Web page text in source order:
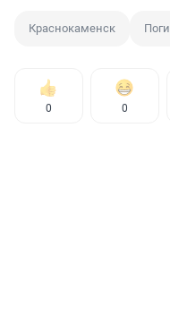
Краснокаменск
0 0